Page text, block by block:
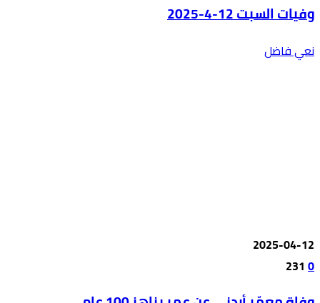
وفيات السبت 12-4-2025
نعي فاضل
2025-04-12
0
231